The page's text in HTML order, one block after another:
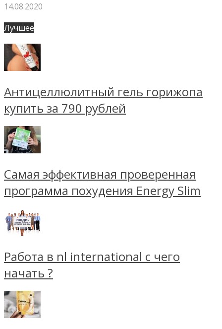
14.08.2020
Лучшее
Антицеллюлитный гель горижопа
купить за 790 рублей
Самая эффективная проверенная
программа похудения Energy Slim
Работа в nl international с чего
начать ?